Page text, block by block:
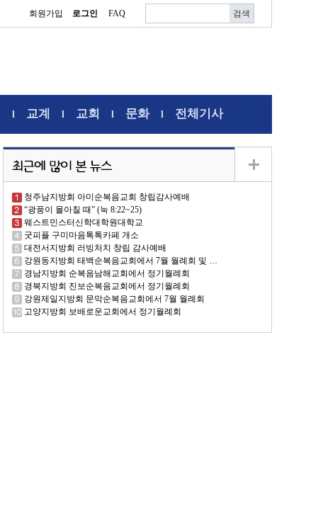
회원가입 로그인 FAQ
l 교계 l 교회 l 문화l 전체기사
청주남지방회 아미순복음교회 창립감사예배
“광풍이 몰아칠 때” (눅 8:22~25)
웨스트민스터신학대학원대학교
굿피플 구미마음톡톡카페 개소
대전서지방회 러빙처치 창립 감사예배
강원동지방회 태백순복음교회에서 7월 월례회 및 …
경남지방회 순복음남해교회에서 정기월례회
경북지방회 진보순복음교회에서 정기월례회
강원제일지방회 문막순복음교회에서 7월 월례회
고양지방회 보배로운교회에서 정기월례회